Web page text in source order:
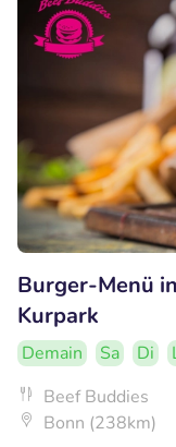
Burger-Menü
Kurpark
Demain Sa Di
Beef Buddies
Bonn (238km)